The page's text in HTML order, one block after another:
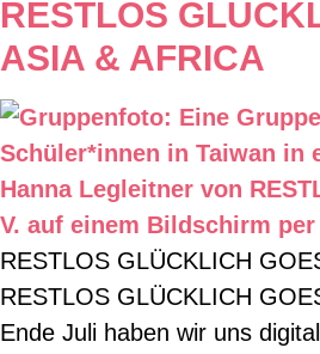
RESTLOS
ASIA & AFRICA
RESTLOS GLÜCKLICH
RESTLOS GLÜCKLICH
Ende Juli haben wir uns